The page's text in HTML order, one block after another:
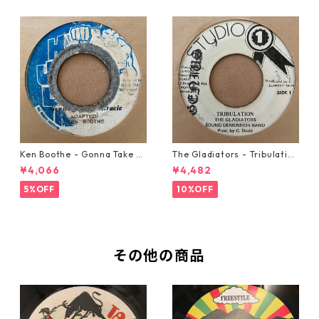
Ken Boothe - Gonna Take A
Miracle【7-21362】
¥4,066
5%OFF
The Gladiators - Tribulation
【7-21365】
¥4,482
10%OFF
その他の商品